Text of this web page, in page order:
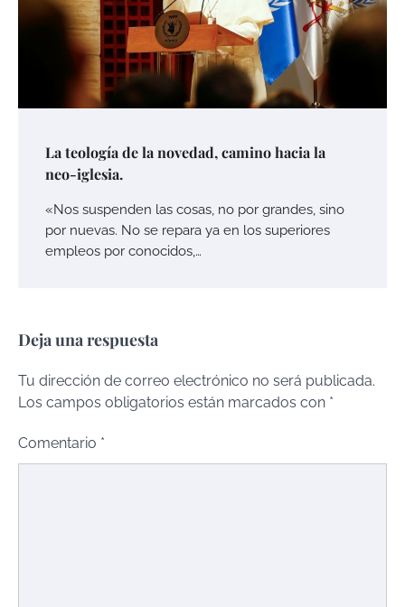
La teología de la novedad, camino hacia la
neo-iglesia.
«Nos suspenden las cosas, no por grandes, sino
por nuevas. No se repara ya en los superiores
empleos por conocidos,…
Deja una respuesta
Tu dirección de correo electrónico no será publicada.
Los campos obligatorios están marcados con *
Comentario *